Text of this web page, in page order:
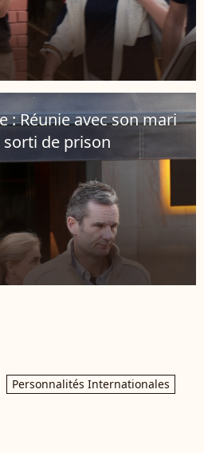
: Réunie avec son mari
de prison
Personnalités Internationales